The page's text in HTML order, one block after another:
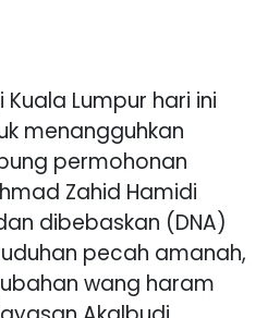
Lumpur hari ini
menangguhkan
permohonan
Zahid Hamidi
dibebaskan (DNA)
pecah amanah,
wang haram